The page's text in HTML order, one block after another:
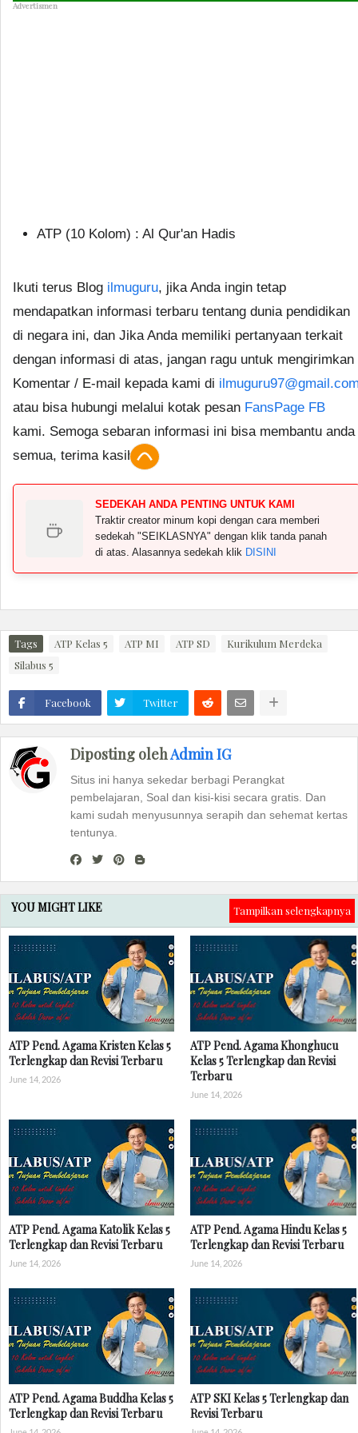
Advertismen
ATP (10 Kolom) : Al Qur'an Hadis
Ikuti terus Blog ilmuguru, jika Anda ingin tetap
mendapatkan informasi terbaru tentang dunia pendidikan
di negara ini, dan Jika Anda memiliki pertanyaan terkait
dengan informasi di atas, jangan ragu untuk mengirimkan
Komentar / E-mail kepada kami di
atau bisa hubungi melalui kotak pesan FansPage FB
kami. Semoga sebaran informasi ini bisa membantu anda
semua, terima kasih.
SEDEKAH ANDA PENTING UNTUK KAMI
Traktir creator minum kopi dengan cara memberi
sedekah "SEIKLASNYA" dengan klik tanda panah
di atas. Alasannya sedekah klik DISINI
Tags ATP Kelas 5 ATP MI ATP SD
Kurikulum Merdeka
Silabus 5
Facebook Twitter
Diposting olehAdmin IG
Situs ini hanya sekedar berbagi Perangkat
pembelajaran, Soal dan kisi-kisi secara gratis. Dan
kami sudah menyusunnya serapih dan sehemat kertas
tentunya.
YOU MIGHT LIKE Tampilkan selengkapnya
ATP Pend. Agama Kristen Kelas 5
Terlengkap dan Revisi Terbaru
June 14, 2026
ATP Pend. Agama Khonghucu
Kelas 5 Terlengkap dan Revisi
Terbaru
June 14, 2026
ATP Pend. Agama Katolik Kelas 5
Terlengkap dan Revisi Terbaru
June 14, 2026
ATP Pend. Agama Hindu Kelas 5
Terlengkap dan Revisi Terbaru
June 14, 2026
ATP Pend. Agama Buddha Kelas 5
Terlengkap dan Revisi Terbaru
ATP SKI Kelas 5 Terlengkap dan
Revisi Terbaru